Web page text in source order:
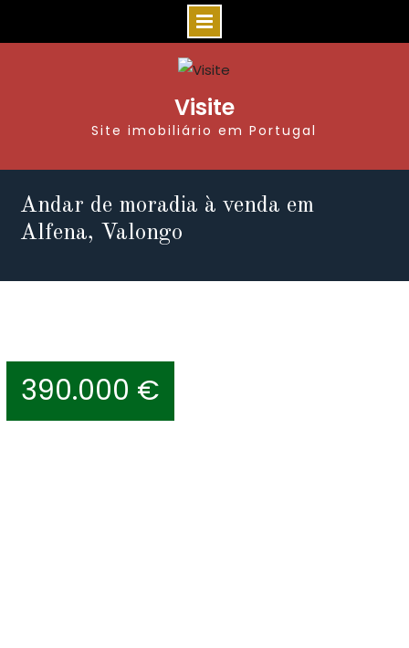
Visite
Site imobiliário em Portugal
Andar de moradia à venda em
Alfena, Valongo
390.000 €